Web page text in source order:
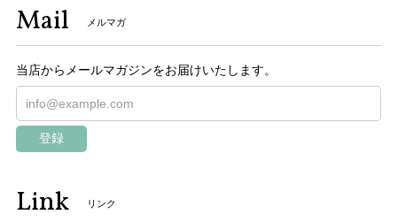
Mail メルマガ
当店からメールマガジンをお届けいたします。
登録
Link リンク